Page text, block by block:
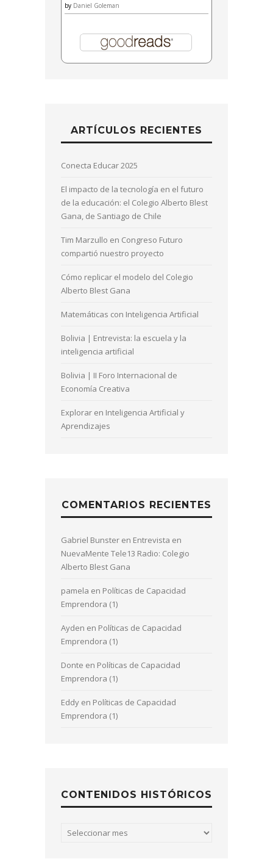
by Daniel Goleman
ARTÍCULOS RECIENTES
Conecta Educar 2025
El impacto de la tecnología en el futuro
de la educación: el Colegio Alberto Blest
Gana, de Santiago de Chile
Tim Marzullo en Congreso Futuro
compartió nuestro proyecto
Cómo replicar el modelo del Colegio
Alberto Blest Gana
Matemáticas con Inteligencia Artificial
Bolivia | Entrevista: la escuela y la
inteligencia artificial
Bolivia | II Foro Internacional de
Economía Creativa
Explorar en Inteligencia Artificial y
Aprendizajes
COMENTARIOS RECIENTES
Gabriel Bunster en Entrevista en
NuevaMente Tele13 Radio: Colegio
Alberto Blest Gana
pamela en Políticas de Capacidad
Emprendora (1)
Ayden en Políticas de Capacidad
Emprendora (1)
Donte en Políticas de Capacidad
Emprendora (1)
Eddy en Políticas de Capacidad
Emprendora (1)
CONTENIDOS HISTÓRICOS
Contenidos